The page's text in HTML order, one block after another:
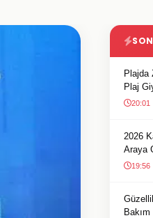
Plajda
Plaj
20:01
2026
Araya
19:56